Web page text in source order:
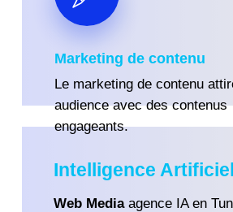
Marketing de contenu
Le marketing de contenu
audience avec des contenus
engageants.
Intelligence
Web Mediaagence IA en